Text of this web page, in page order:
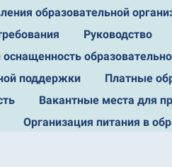
образовательной
Руководство
поддержки
Платные
Вакантные места для
Организация питания в